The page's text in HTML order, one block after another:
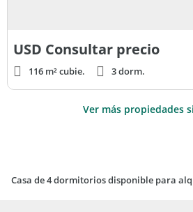
USD Consultar precio
116 m² cubie. 3 dorm.
Ver más propiedades